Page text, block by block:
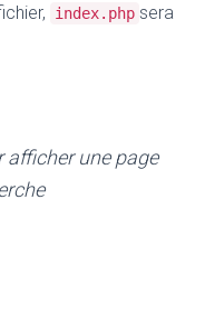
index.php sera
afficher une page